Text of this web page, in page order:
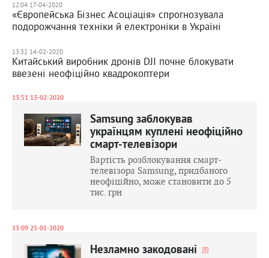
12:04 17-04-2020
«Європейська Бізнес Асоціація» спрогнозувала
подорожчання техніки й електроніки в Україні
13:32 14-02-2020
Китайський виробник дронів DJI почне блокувати
ввезені неофіційно квадрокоптери
13:51 13-02-2020
Samsung заблокував
українцям куплені неофіційно
смарт-телевізори
Вартість розблокування смарт-
телевізора Samsung, придбаного
неофіційно, може становити до 5
тис. грн
13:09 25-01-2020
Незламно закодовані